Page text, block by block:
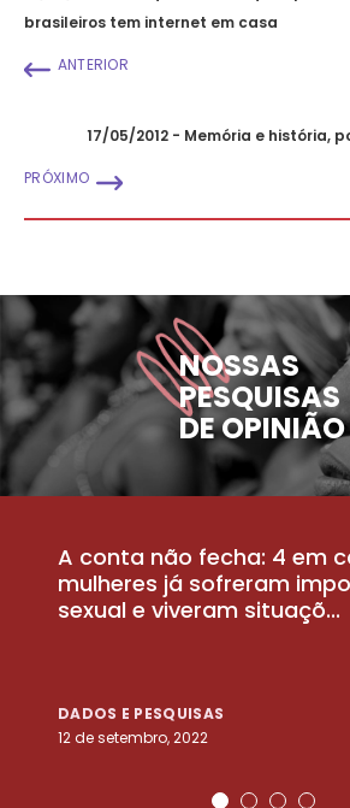
brasileiros tem internet em casa
ANTERIOR
17/05/2012 - Memória e história,
PRÓXIMO
NOSSAS
PESQUISAS
DE OPINIÃO
A conta não fecha: 4 em
mulheres já sofreram
sexual e viveram situaçõ...
DADOS E PESQUISAS
12 de setembro, 2022